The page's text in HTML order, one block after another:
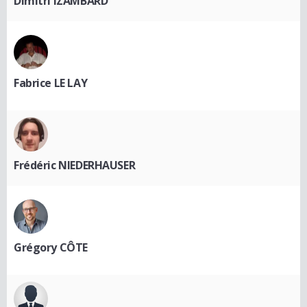
Fabrice LE LAY
Frédéric NIEDERHAUSER
Grégory CÔTE